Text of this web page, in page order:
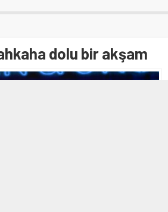
dolu bir akşam